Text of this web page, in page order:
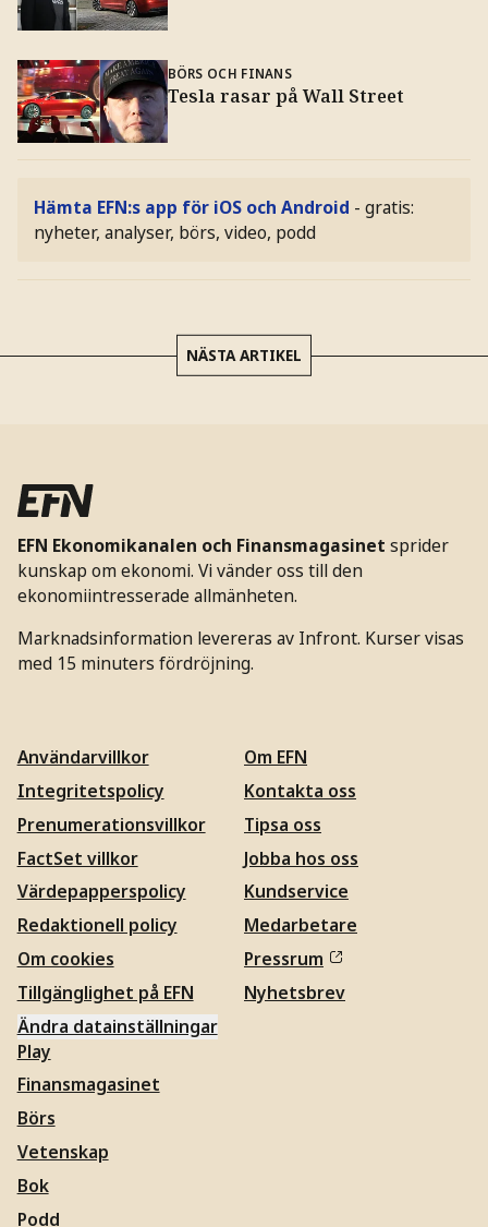
BÖRS OCH FINANS
Tesla rasar på Wall Street
Hämta EFN:s app för iOS och Android - gratis:
nyheter, analyser, börs, video, podd
NÄSTA ARTIKEL
EFN Ekonomikanalen och Finansmagasinet sprider
kunskap om ekonomi. Vi vänder oss till den
ekonomiintresserade allmänheten.
Marknadsinformation levereras av Infront. Kurser visas
med 15 minuters fördröjning.
Användarvillkor
Integritetspolicy
Prenumerationsvillkor
FactSet villkor
Värdepapperspolicy
Redaktionell policy
Om cookies
Tillgänglighet på EFN
Ändra datainställningar
Om EFN
Kontakta oss
Tipsa oss
Jobba hos oss
Kundservice
Medarbetare
Pressrum
Nyhetsbrev
Play
Finansmagasinet
Börs
Vetenskap
Bok
Podd